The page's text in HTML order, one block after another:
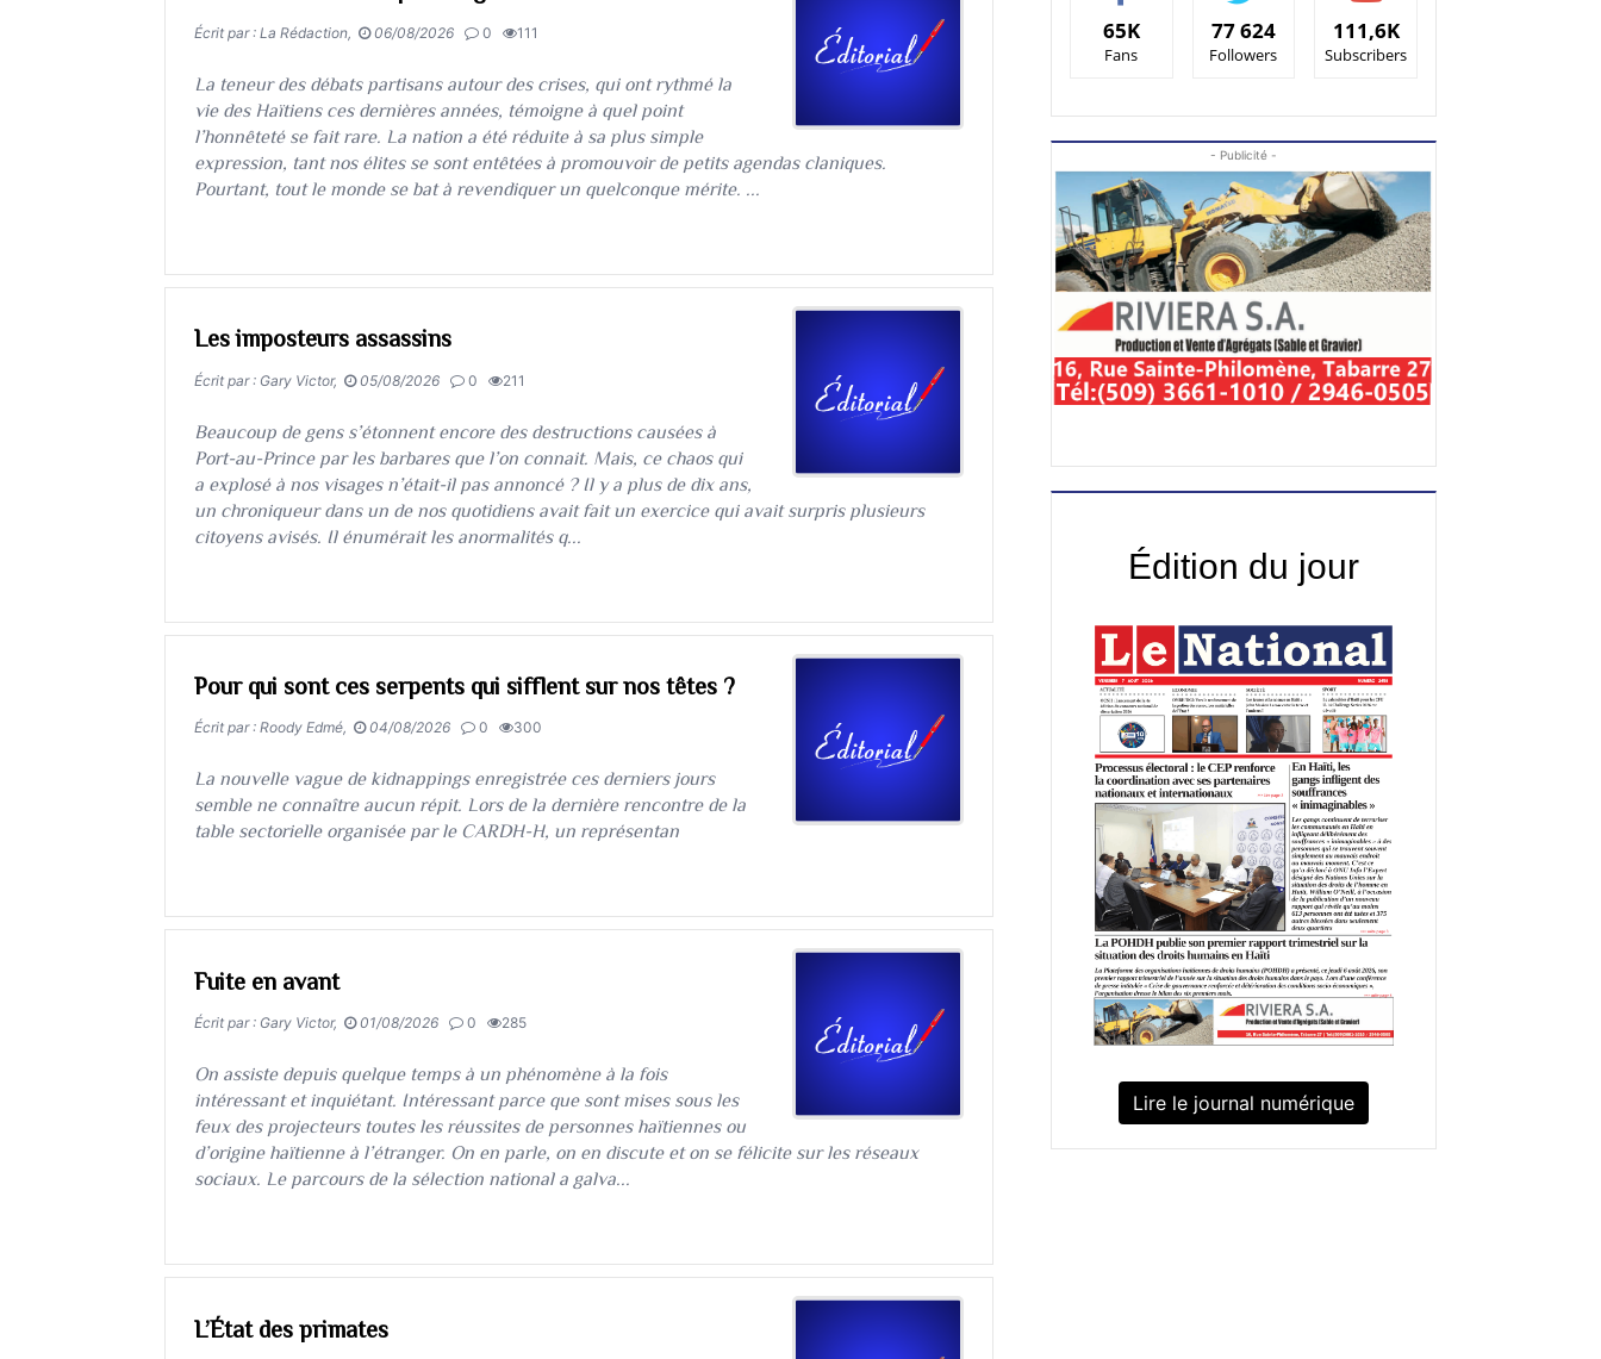
Écrit par : La Rédaction, 06/08/2026 0 111
La teneur des débats partisans autour des crises, qui ont rythmé la
vie des Haïtiens ces dernières années, témoigne à quel point
l’honnêteté se fait rare. La nation a été réduite à sa plus simple
expression, tant nos élites se sont entêtées à promouvoir de petits agendas claniques.
Pourtant, tout le monde se bat à revendiquer un quelconque mérite. ...
Les imposteurs assassins
Écrit par : Gary Victor, 05/08/2026 0 211
​​​​​​​Beaucoup de gens s’étonnent encore des destructions causées à
Port-au-Prince par les barbares que l’on connait. Mais, ce chaos qui
a explosé à nos visages n’était-il pas annoncé ? Il y a plus de dix ans,
un chroniqueur dans un de nos quotidiens avait fait un exercice qui avait surpris plusieurs
citoyens avisés. Il énumérait les anormalités q...
Pour qui sont ces serpents qui sifflent sur nos têtes ?
Écrit par : Roody Edmé, 04/08/2026 0 300
​​​​​​​La nouvelle vague de kidnappings enregistrée ces derniers jours
semble ne connaître aucun répit. Lors de la dernière rencontre de la
table sectorielle organisée par le CARDH-H, un représentan
Fuite en avant
Écrit par : Gary Victor, 01/08/2026 0 285
​​​​​​​On assiste depuis quelque temps à un phénomène à la fois
intéressant et inquiétant. Intéressant parce que sont mises sous les
feux des projecteurs toutes les réussites de personnes haïtiennes ou
d’origine haïtienne à l’étranger. On en parle, on en discute et on se félicite sur les réseaux
sociaux. Le parcours de la sélection national a galva...
L’État des primates
65K
Fans
77 624
Followers
111,6K
Subscribers
- Publicité -
Édition du jour
Lire le journal numérique